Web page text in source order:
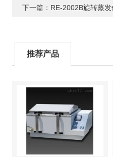
下一篇： RE-2002B旋转蒸发
推荐产品